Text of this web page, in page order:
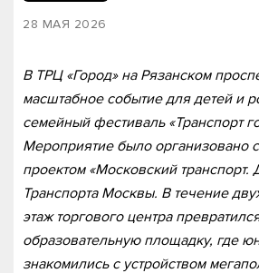
28 МАЯ 2026
В ТРЦ «Город» на Рязанском
масштабное событие для детей и
семейный фестиваль «Транспорт
Мероприятие было организовано
проектом «Московский
Транспорта Москвы. В течение
этаж торгового центра
образовательную площадку, где
знакомились с устройством